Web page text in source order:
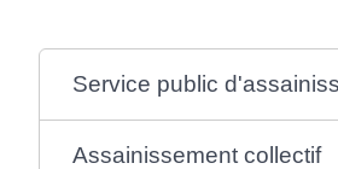
Service public
Assainissement collectif